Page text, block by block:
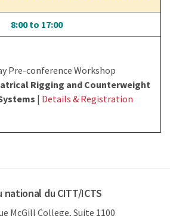
8:00 to 17:00
Pre-conference Workshop
Rigging and Counterweight
| Details & Registration
national du CITT/ICTS
McGill College, Suite 1100